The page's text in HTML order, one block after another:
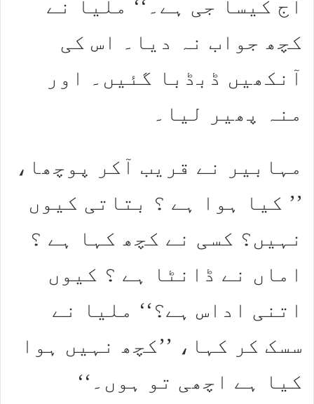
آج کیسا جی ہے۔‘‘ ملیا نے
کچھ جواب نہ دیا۔ اس کی
آنکھیں ڈبڈبا گئیں۔ اور
منہ پھیر لیا۔
مہابیر نے قریب آکر پوچھا،
’’ کیا ہوا ہے ؟ بتاتی کیوں
نہیں؟ کسی نے کچھ کہا ہے ؟
اماں نے ڈانٹا ہے ؟ کیوں
اتنی اداس ہے؟‘‘ ملیا نے
سسک کر کہا، ’’کچھ نہیں ہوا
کیا ہے اچھی تو ہوں۔‘‘